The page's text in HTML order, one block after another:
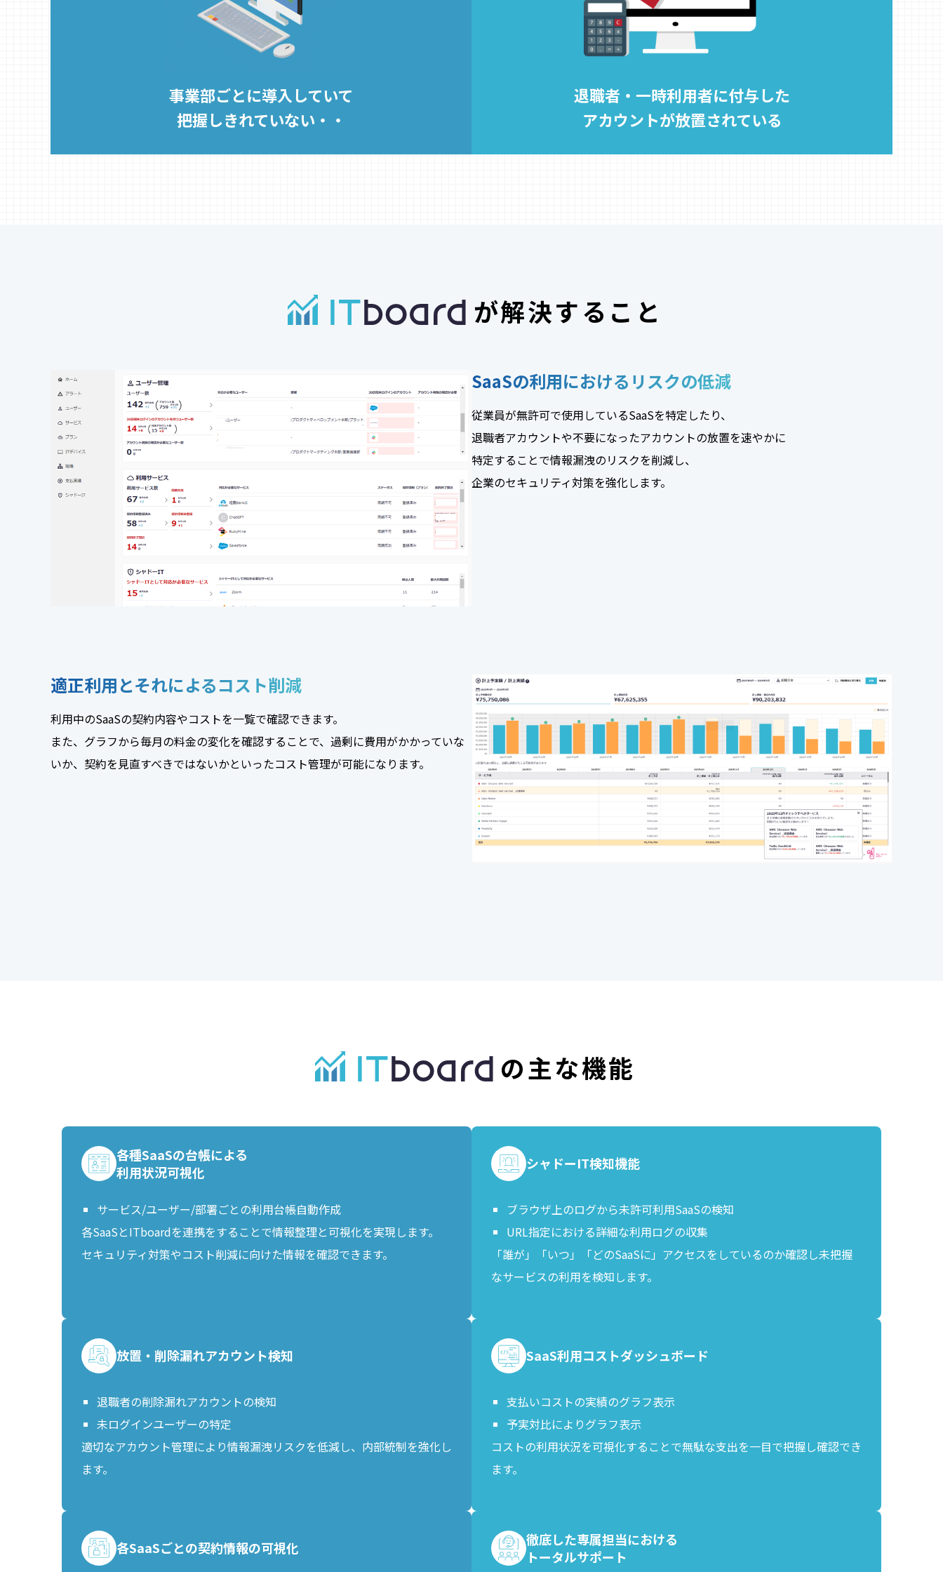
事業部ごとに導入していて
把握しきれていない・・
退職者・一時利用者に付与した
アカウントが放置されている
が解決すること
SaaSの利用におけるリスクの低減
従業員が無許可で使用しているSaaSを特定したり、
退職者アカウントや不要になったアカウントの放置を速やかに
特定することで情報漏洩のリスクを削減し、
企業のセキュリティ対策を強化します。
適正利用とそれによるコスト削減
利用中のSaaSの契約内容やコストを一覧で確認できます。
また、グラフから毎月の料金の変化を確認することで、過剰に費用がかかっていな
いか、契約を見直すべきではないかといったコスト管理が可能になります。
の主な機能
各種SaaSの台帳による
利用状況可視化
サービス/ユーザー/部署ごとの利用台帳自動作成
各SaaSとITboardを連携をすることで情報整理と可視化を実現します。
セキュリティ対策やコスト削減に向けた情報を確認できます。
シャドーIT検知機能
ブラウザ上のログから未許可利用SaaSの検知
URL指定における詳細な利用ログの収集
「誰が」「いつ」「どのSaaSに」アクセスをしているのか確認し未把握
なサービスの利用を検知します。
放置・削除漏れアカウント検知
退職者の削除漏れアカウントの検知
未ログインユーザーの特定
適切なアカウント管理により情報漏洩リスクを低減し、内部統制を強化し
ます。
SaaS利用コストダッシュボード
支払いコストの実績のグラフ表示
予実対比によりグラフ表示
コストの利用状況を可視化することで無駄な支出を一目で把握し確認でき
ます。
各SaaSごとの契約情報の可視化
徹底した専属担当における
トータルサポート